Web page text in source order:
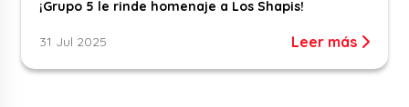
¡Grupo 5 le rinde homenaje a Los Shapis!
31 Jul 2025 Leer más